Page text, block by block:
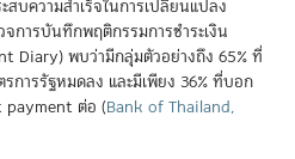
สบความสำเร็จในการเปลี่ยนแปลง
การบันทึกพฤติกรรมการชำระเงิน
Diary) พบว่ามีกลุ่มตัวอย่างถึง 65% ที่
การรัฐหมดลง และมีเพียง 36% ที่บอก
payment ต่อ (Bank of Thailand,